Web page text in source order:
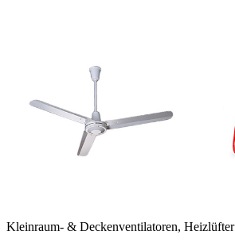
Kleinraum- & Deckenventilatoren, Heizlüfter